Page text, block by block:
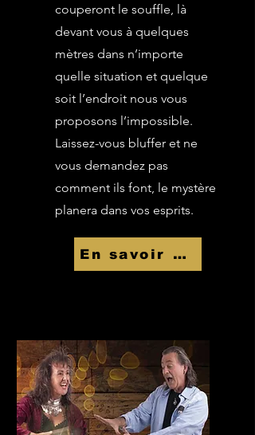
couperont le souffle, là
devant vous à quelques
mètres dans n’importe
quelle situation et quelque
soit l’endroit nous vous
proposons l’impossible.
Laissez-vous bluffer et ne
vous demandez pas
comment ils font, le mystère
planera dans vos esprits.
En savoir Plus